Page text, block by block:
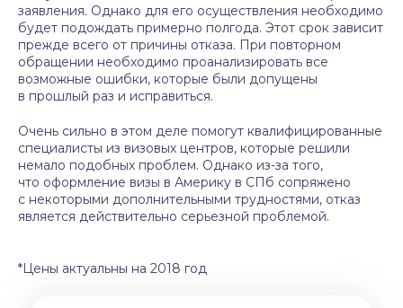
заявления. Однако для его осуществления необходимо
будет подождать примерно полгода. Этот срок зависит
прежде всего от причины отказа. При повторном
обращении необходимо проанализировать все
возможные ошибки, которые были допущены
в прошлый раз и исправиться.
Очень сильно в этом деле помогут квалифицированные
специалисты из визовых центров, которые решили
немало подобных проблем. Однако из-за того,
что оформление визы в Америку в СПб сопряжено
с некоторыми дополнительными трудностями, отказ
является действительно серьезной проблемой.
*Цены актуальны на 2018 год